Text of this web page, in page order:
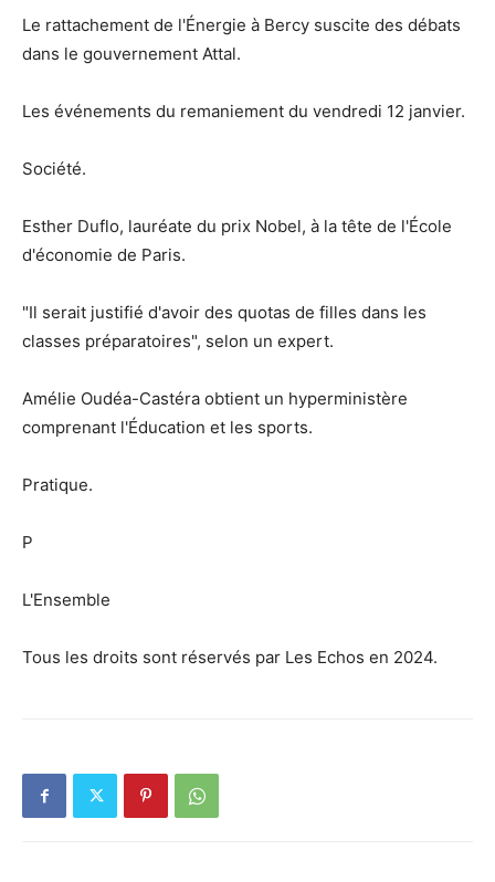
Le rattachement de l'Énergie à Bercy suscite des débats
dans le gouvernement Attal.
Les événements du remaniement du vendredi 12 janvier.
Société.
Esther Duflo, lauréate du prix Nobel, à la tête de l'École
d'économie de Paris.
"Il serait justifié d'avoir des quotas de filles dans les
classes préparatoires", selon un expert.
Amélie Oudéa-Castéra obtient un hyperministère
comprenant l'Éducation et les sports.
Pratique.
P
L'Ensemble
Tous les droits sont réservés par Les Echos en 2024.